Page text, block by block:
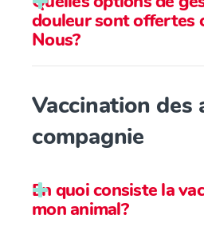
Boiterie
douleur sont offertes
Nous?
Vaccination des
compagnie
En quoi consiste la
mon animal?